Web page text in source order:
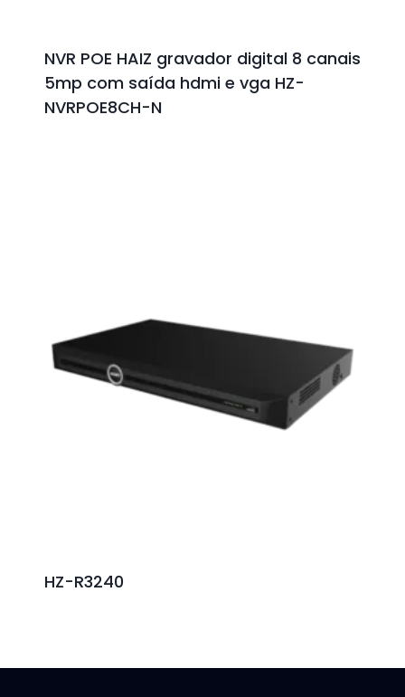
NVR POE HAIZ gravador digital 8 canais
5mp com saída hdmi e vga HZ-
NVRPOE8CH-N
HZ-R3240